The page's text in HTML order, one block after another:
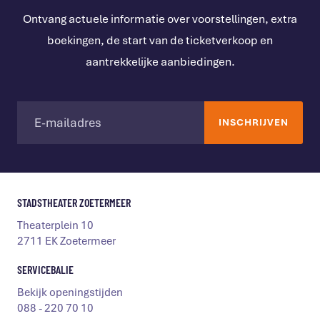
Ontvang actuele informatie over voorstellingen, extra
boekingen, de start van de ticketverkoop en
aantrekkelijke aanbiedingen.
STADSTHEATER ZOETERMEER
Theaterplein 10
2711 EK Zoetermeer
SERVICEBALIE
Bekijk openingstijden
088 - 220 70 10